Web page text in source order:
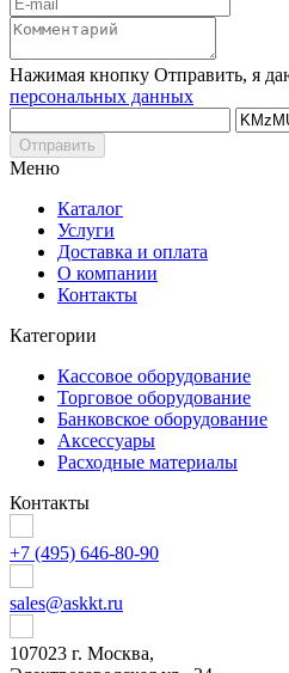
Нажимая кнопку Отправить, я
персональных данных
Отправить
Меню
Каталог
Услуги
Доставка и оплата
О компании
Контакты
Категории
Кассовое оборудование
Торговое оборудование
Банковское оборудование
Аксессуары
Расходные материалы
Контакты
+7 (495) 646-80-90
sales@askkt.ru
107023 г. Москва,